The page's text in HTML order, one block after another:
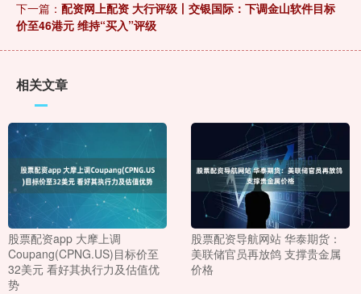
下一篇： 配资网上配资 大行评级丨交银国际：下调金山软件目标
价至46港元 维持“买入”评级
相关文章
股票配资app 大摩上调
Coupang(CPNG.US)目标价至
32美元 看好其执行力及估值优
势
股票配资导航网站 华泰期货：
美联储官员再放鸽 支撑贵金属
价格